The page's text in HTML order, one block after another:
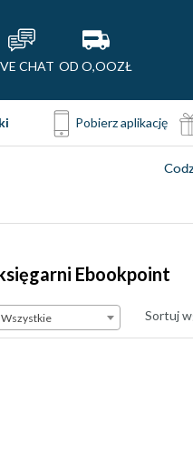
CHAT OD O,OOZŁ
Pobierz aplikację
Ebookpoint
Wszystkie Sortuj